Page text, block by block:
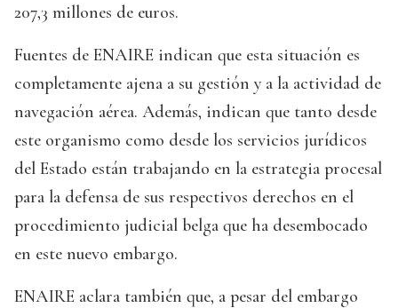
207,3 millones de euros.
Fuentes de ENAIRE indican que esta situación es
completamente ajena a su gestión y a la actividad de
navegación aérea. Además, indican que tanto desde
este organismo como desde los servicios jurídicos
del Estado están trabajando en la estrategia procesal
para la defensa de sus respectivos derechos en el
procedimiento judicial belga que ha desembocado
en este nuevo embargo.
ENAIRE aclara también que, a pesar del embargo